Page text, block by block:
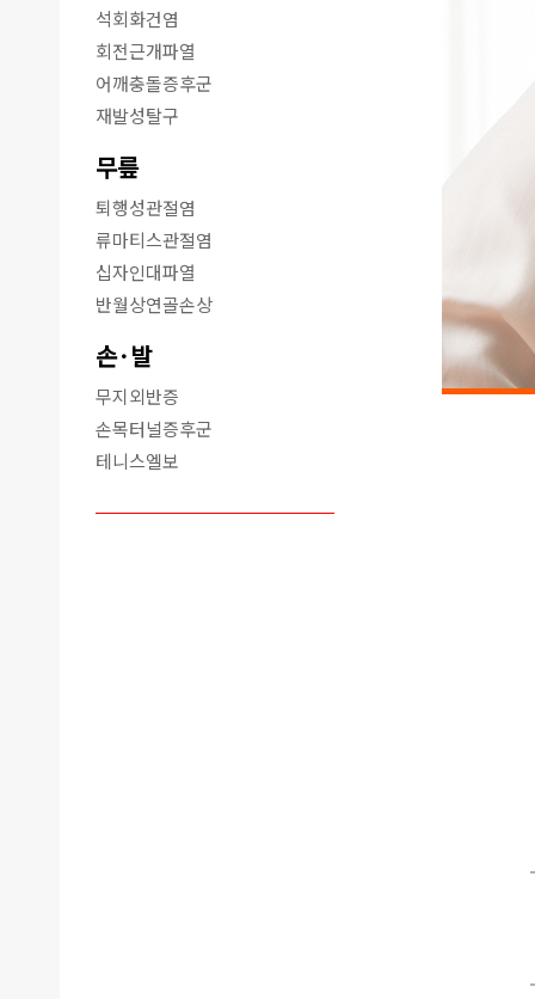
석회화건염
회전근개파열
어깨충돌증후군
재발성탈구
무릎
퇴행성관절염
류마티스관절염
십자인대파열
반월상연골손상
손·발
무지외반증
손목터널증후군
테니스엘보